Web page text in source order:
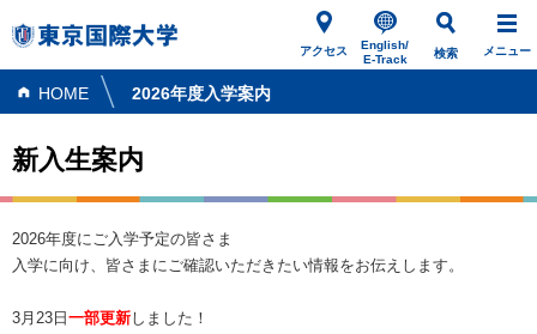
アクセス
English/
E-Track
検索 メニュー
HOME 2026年度入学案内
新入生案内
2026年度にご入学予定の皆さま
入学に向け、皆さまにご確認いただきたい情報をお伝えします。
3月23日 一部更新しました！